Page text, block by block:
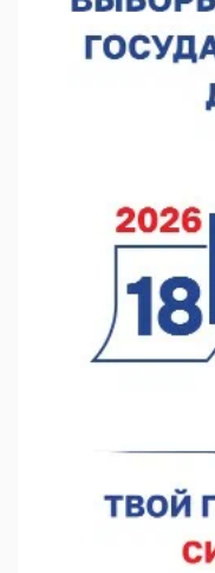
Видели ночь,
набережной
Нижегородские
операцию на
06.08.2026 15:03
Более 30
06.08.2026 14:46